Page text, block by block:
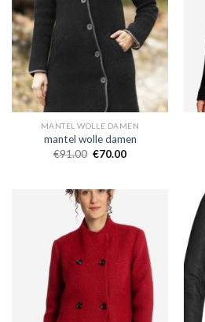
MANTEL WOLLE DAMEN
mantel wolle damen
€91.00 €70.00